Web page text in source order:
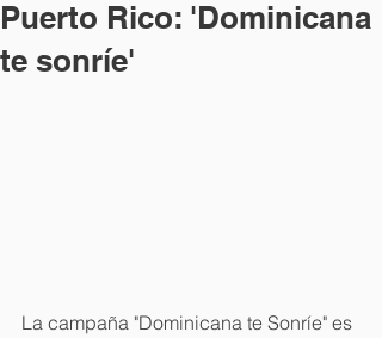
Puerto Rico: 'Dominicana
te sonríe'
La campaña "Dominicana te Sonríe" es